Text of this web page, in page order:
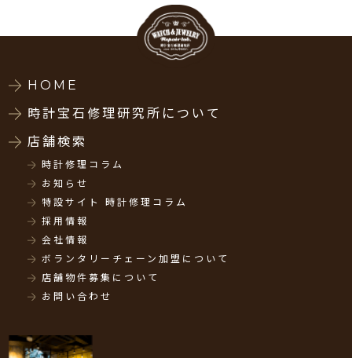
HOME
時計宝石修理研究所について
店舗検索
時計修理コラム
お知らせ
特設サイト 時計修理コラム
採用情報
会社情報
ボランタリーチェーン加盟について
店舗物件募集について
お問い合わせ